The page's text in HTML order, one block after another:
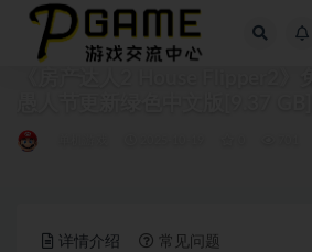
详情介绍 常见问题
全部